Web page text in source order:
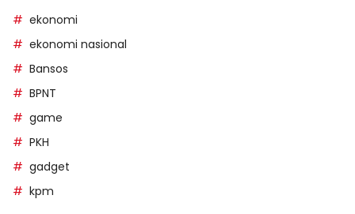
ekonomi
ekonomi nasional
Bansos
BPNT
game
PKH
gadget
kpm